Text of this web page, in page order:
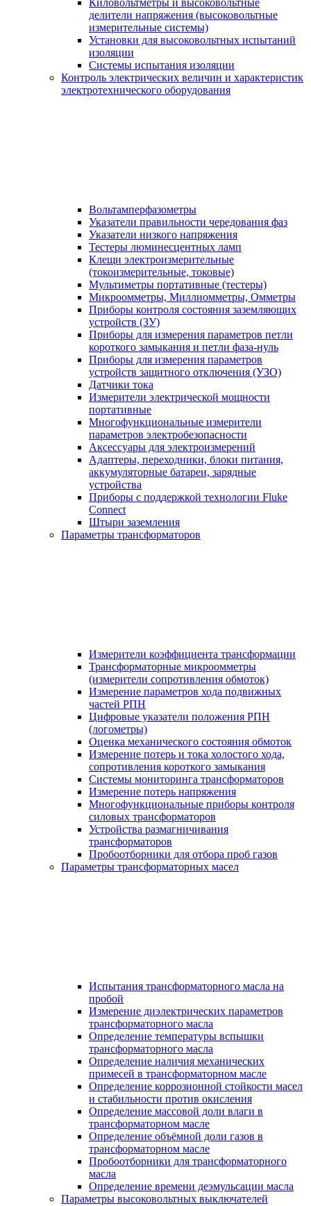
Киловольтметры и высоковольтные
делители напряжения (высоковольтные
измерительные системы)
Установки для высоковольтных испытаний
изоляции
Системы испытания изоляции
Контроль электрических величин и характеристик
электротехнического оборудования
Вольтамперфазометры
Указатели правильности чередования фаз
Указатели низкого напряжения
Тестеры люминесцентных ламп
Клещи электроизмерительные
(токоизмерительные, токовые)
Мультиметры портативные (тестеры)
Микроомметры, Миллиомметры, Омметры
Приборы контроля состояния заземляющих
устройств (ЗУ)
Приборы для измерения параметров петли
короткого замыкания и петли фаза-нуль
Приборы для измерения параметров
устройств защитного отключения (УЗО)
Датчики тока
Измерители электрической мощности
портативные
Многофункциональные измерители
параметров электробезопасности
Аксессуары для электроизмерений
Адаптеры, переходники, блоки питания,
аккумуляторные батареи, зарядные
устройства
Приборы с поддержкой технологии Fluke
Connect
Штыри заземления
Параметры трансформаторов
Измерители коэффициента трансформации
Трансформаторные микроомметры
(измерители сопротивления обмоток)
Измерение параметров хода подвижных
частей РПН
Цифровые указатели положения РПН
(логометры)
Оценка механического состояния обмоток
Измерение потерь и тока холостого хода,
сопротивления короткого замыкания
Системы мониторинга трансформаторов
Измерение потерь напряжения
Многофункциональные приборы контроля
силовых трансформаторов
Устройства размагничивания
трансформаторов
Пробоотборники для отбора проб газов
Параметры трансформаторных масел
Испытания трансформаторного масла на
пробой
Измерение диэлектрических параметров
трансформаторного масла
Определение температуры вспышки
трансформаторного масла
Определение наличия механических
примесей в трансформаторном масле
Определение коррозионной стойкости масел
и стабильности против окисления
Определение массовой доли влаги в
трансформаторном масле
Определение объёмной доли газов в
трансформаторном масле
Пробоотборники для трансформаторного
масла
Определение времени деэмульсации масла
Параметры высоковольтных выключателей